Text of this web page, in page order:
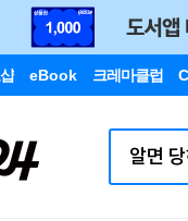
eBook 크레마클럽